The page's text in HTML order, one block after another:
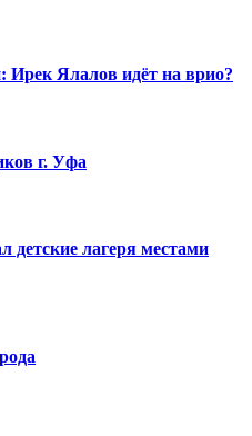
Ялалов идёт на врио?
г. Уфа
лагеря местами